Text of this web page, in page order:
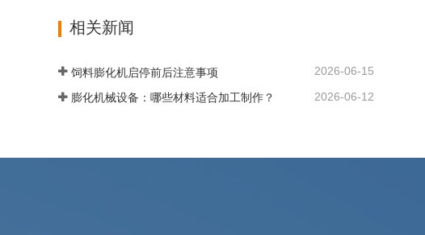
相关新闻
饲料膨化机启停前后注意事项 2026-06-15
膨化机械设备：哪些材料适合加工制作？ 2026-06-12